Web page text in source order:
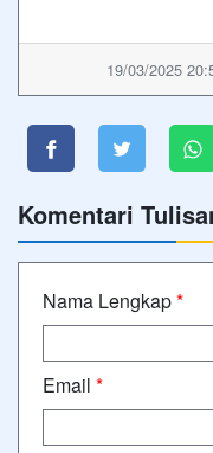
19/03/2025
Komentari
Nama Lengkap*
Email *